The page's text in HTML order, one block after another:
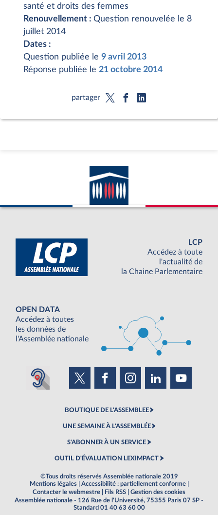
santé et droits des femmes
Renouvellement : Question renouvelée le 8
juillet 2014
Dates :
Question publiée le 9 avril 2013
Réponse publiée le 21 octobre 2014
partager
LCP
Accédez à toute
l'actualité de
la Chaine Parlementaire
OPEN DATA
Accédez à toutes
les données de
l'Assemblée nationale
BOUTIQUE DE L'ASSEMBLEE
UNE SEMAINE À L'ASSEMBLÉE
S'ABONNER À UN SERVICE
OUTIL D'ÉVALUATION LEXIMPACT
©Tous droits réservés Assemblée nationale 2019
Mentions légales
Accessibilité : partiellement conforme
Contacter le webmestre
Fils RSS
Gestion des cookies
Assemblée nationale - 126 Rue de l'Université, 75355 Paris 07 SP -
Standard 01 40 63 60 00